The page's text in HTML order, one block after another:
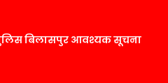
बिलासपुर आवश्यक सूचना